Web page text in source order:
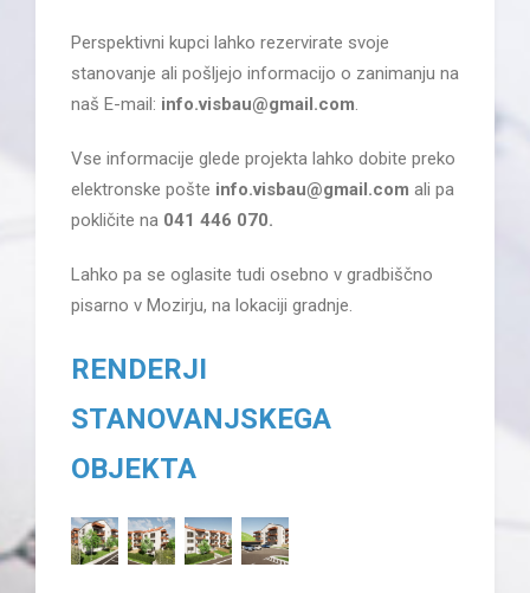
Perspektivni kupci lahko rezervirate svoje
stanovanje ali pošljejo informacijo o zanimanju na
naš E-mail: info.visbau@gmail.com
Vse informacije glede projekta lahko dobite preko
elektronske pošte info.visbau@gmail.com ali pa
pokličite na 041 446 070.
Lahko pa se oglasite tudi osebno v gradbiščno
pisarno v Mozirju, na lokaciji gradnje.
RENDERJI
STANOVANJSKEGA
OBJEKTA